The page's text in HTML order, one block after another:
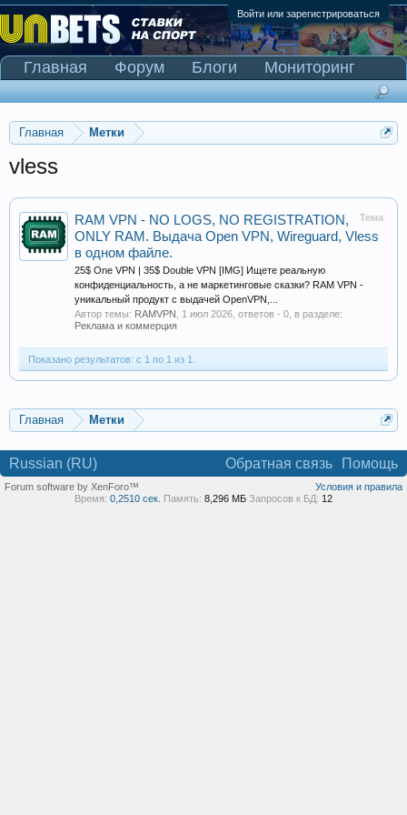
Войти или зарегистрироваться
Главная Метки
vless
Тема
RAM VPN - NO LOGS, NO REGISTRATION,
ONLY RAM. Выдача Open VPN, Wireguard, Vless
в одном файле.
25$ One VPN | 35$ Double VPN [IMG] Ищете реальную
конфиденциальность, а не маркетинговые сказки? RAM VPN -
уникальный продукт с выдачей OpenVPN,...
Автор темы: RAMVPN 1 июл 2026 , ответов - 0, в разделе:
Реклама и коммерция
Показано результатов: с 1 по 1 из 1.
Главная Метки
Главная Форум Блоги
Мониторинг
Сканер Pinnacle
Russian (RU) Обратная связь Помощь
Условия и правила
Forum software by XenForo™
Время: 0,2510 сек. Память: 8,296 МБ Запросов к БД: 12